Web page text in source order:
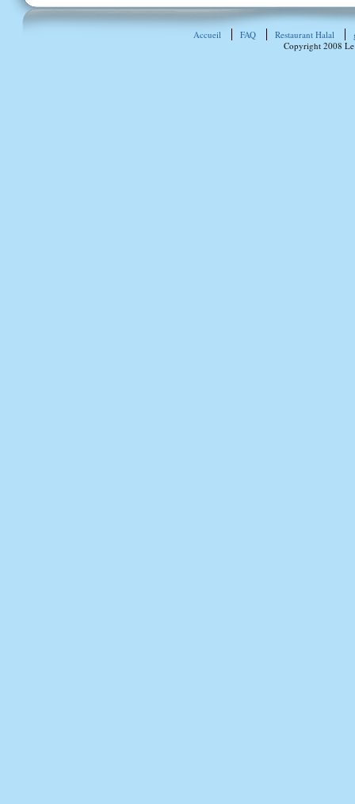
Accueil FAQ Restaurant Halal
Copyright 2008